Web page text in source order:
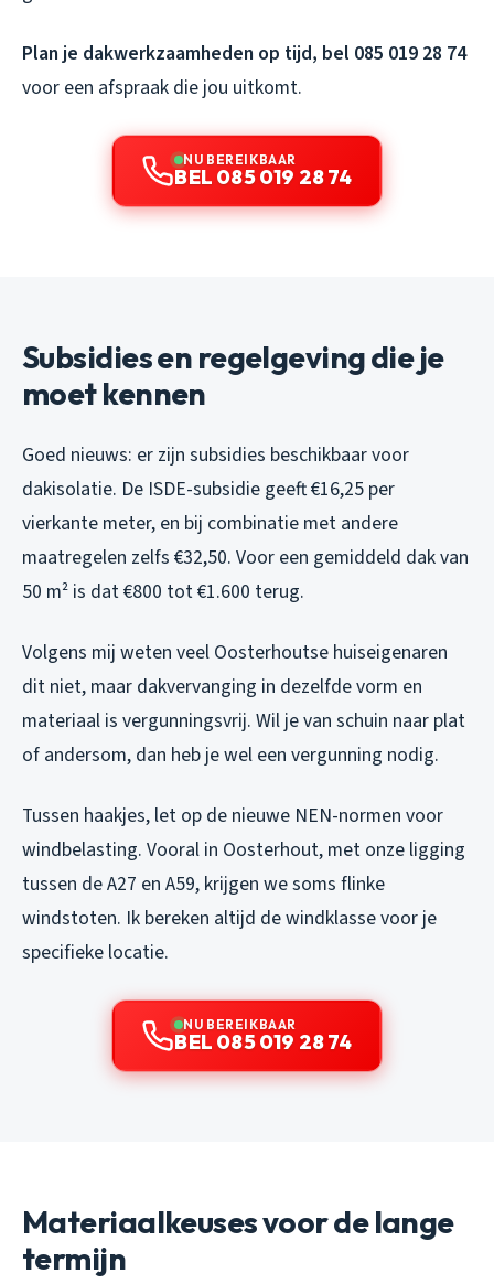
Plan je dakwerkzaamheden op tijd, bel 085 019 28 74
voor een afspraak die jou uitkomt.
NU BEREIKBAAR
BEL 085 019 28 74
Subsidies en regelgeving die je
moet kennen
Goed nieuws: er zijn subsidies beschikbaar voor
dakisolatie. De ISDE-subsidie geeft €16,25 per
vierkante meter, en bij combinatie met andere
maatregelen zelfs €32,50. Voor een gemiddeld dak van
50 m² is dat €800 tot €1.600 terug.
Volgens mij weten veel Oosterhoutse huiseigenaren
dit niet, maar dakvervanging in dezelfde vorm en
materiaal is vergunningsvrij. Wil je van schuin naar plat
of andersom, dan heb je wel een vergunning nodig.
Tussen haakjes, let op de nieuwe NEN-normen voor
windbelasting. Vooral in Oosterhout, met onze ligging
tussen de A27 en A59, krijgen we soms flinke
windstoten. Ik bereken altijd de windklasse voor je
specifieke locatie.
NU BEREIKBAAR
BEL 085 019 28 74
Materiaalkeuses voor de lange
termijn